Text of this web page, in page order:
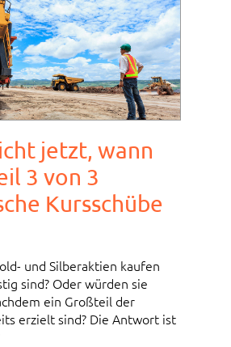
jetzt, wann
3 von 3
Kursschübe
und Silberaktien kaufen
sind? Oder würden sie
ein Großteil der
erzielt sind? Die Antwort ist